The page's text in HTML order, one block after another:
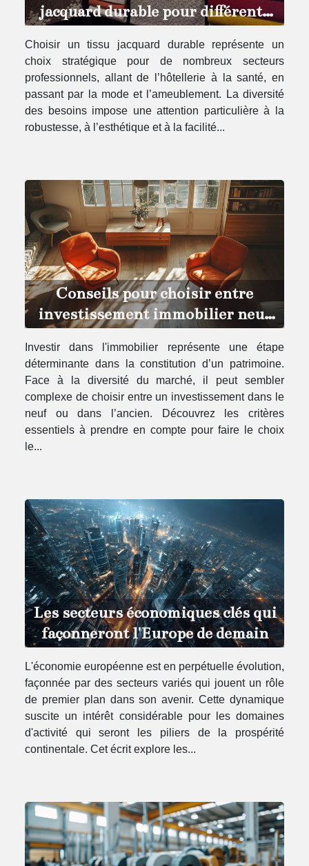
jacquard durable pour différents
Choisir un tissu jacquard durable représente un
choix stratégique pour de nombreux secteurs
professionnels, allant de l’hôtellerie à la santé, en
passant par la mode et l’ameublement. La diversité
des besoins impose une attention particulière à la
robustesse, à l’esthétique et à la facilité...
Conseils pour choisir entre
investissement immobilier neuf
Investir dans l'immobilier représente une étape
déterminante dans la constitution d’un patrimoine.
Face à la diversité du marché, il peut sembler
complexe de choisir entre un investissement dans le
neuf ou dans l’ancien. Découvrez les critères
essentiels à prendre en compte pour faire le choix
le...
Les secteurs économiques clés qui
façonneront l'Europe de demain
L'économie européenne est en perpétuelle évolution,
façonnée par des secteurs variés qui jouent un rôle
de premier plan dans son avenir. Cette dynamique
suscite un intérêt considérable pour les domaines
d'activité qui seront les piliers de la prospérité
continentale. Cet écrit explore les...